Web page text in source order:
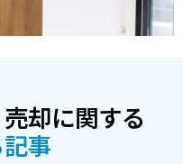
却に関する
事